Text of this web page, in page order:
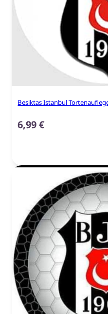
Besiktas Istanbul
6,99€